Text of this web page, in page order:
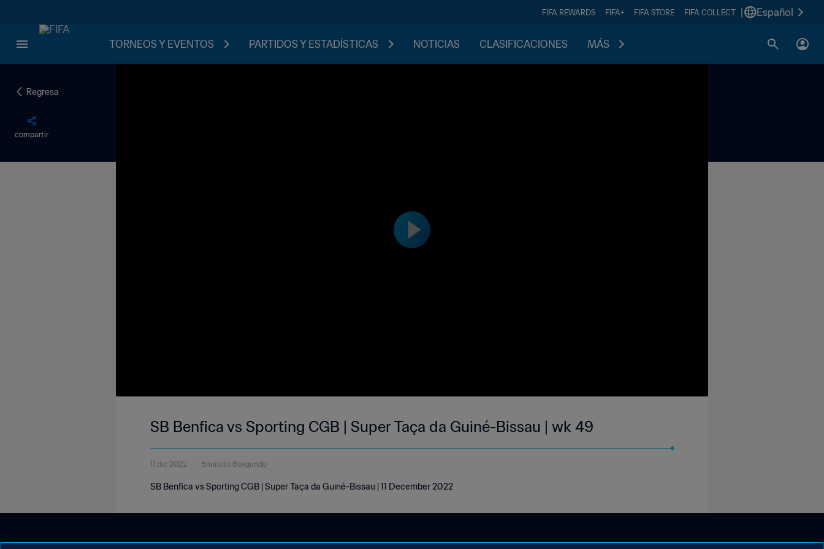
FIFA REWARDS FIFA+ FIFA STORE FIFA COLLECT Español
TORNEOS Y EVENTOS PARTIDOS Y ESTADÍSTICAS NOTICIAS CLASIFICACIONES MÁS
Regresa
compartir
SB Benfica vs Sporting CGB | Super Taça da Guiné-Bissau | wk 49
11 dic 2022 5minuto 8segundo
SB Benfica vs Sporting CGB | Super Taça da Guiné-Bissau | 11 December 2022